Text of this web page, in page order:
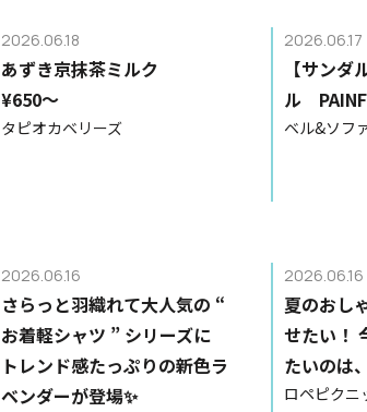
2026.06.18
あずき京抹茶ミルク
¥650〜
タピオカベリーズ
2026.06.17
【サンダ
ル PAINF
ベル&ソフ
2026.06.16
さらっと羽織れて大人気の “
お着軽シャツ ” シリーズに
トレンド感たっぷりの新色ラ
ベンダーが登場✨
2026.06.16
夏のおし
せたい！
たいのは
ロペピクニ